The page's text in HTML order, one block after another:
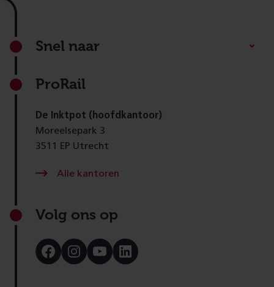
Footer
Snel naar
ProRail
De Inktpot (hoofdkantoor)
Moreelsepark 3
3511 EP Utrecht
Alle kantoren
Volg ons op
Bezoek
onze
Bezoek
onze
Bezoek
onze
Bezoek
onze